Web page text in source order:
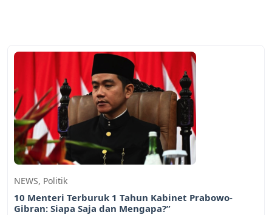
NEWS, Politik
10 Menteri Terburuk 1 Tahun Kabinet Prabowo-
Gibran: Siapa Saja dan Mengapa?”